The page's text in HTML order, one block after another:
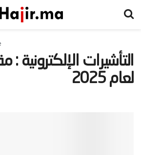
‫التأشيرات الإلكترونية :
لعام 2025‬